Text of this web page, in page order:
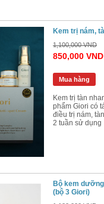
Kem trị nám,
1,100,000 VND
850,000 VND
Mua hàng
Kem trị tàn
phẩm Giori có
điều trị nám,
2 tuần sử dụng
Bộ kem
(bộ 3 Giori)